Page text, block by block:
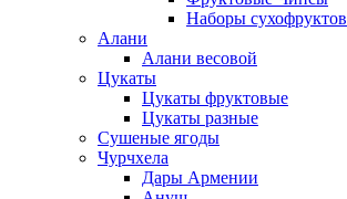
Наборы сухофруктов
Алани
Алани весовой
Цукаты
Цукаты фруктовые
Цукаты разные
Сушеные ягоды
Чурчхела
Дары Армении